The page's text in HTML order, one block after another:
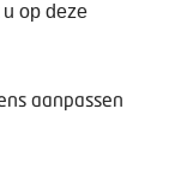
op deze
aanpassen